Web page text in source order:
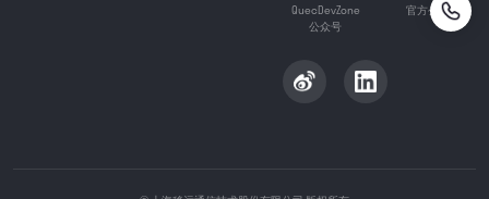
QuecDevZone
公众号
官方公众号